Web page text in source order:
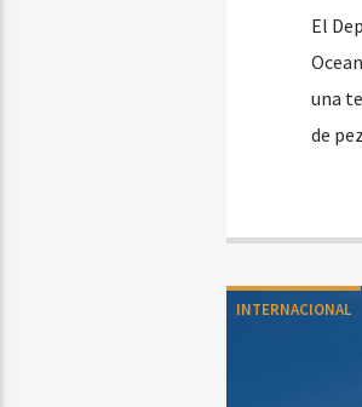
El
una
de
INTERNACIONAL